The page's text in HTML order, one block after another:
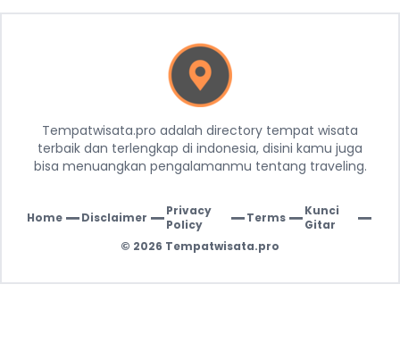
Tempatwisata.pro adalah directory tempat wisata
terbaik dan terlengkap di indonesia, disini kamu juga
bisa menuangkan pengalamanmu tentang traveling.
Home| Disclaimer | Privacy
Policy
| Terms| Kunci
Gitar
|
© 2026 Tempatwisata.pro